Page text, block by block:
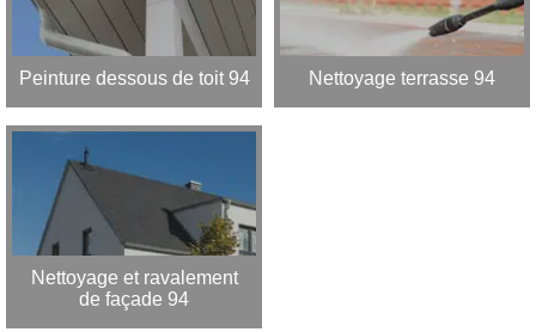
Peinture dessous de toit 94 Nettoyage terrasse 94
Nettoyage et ravalement
de façade 94